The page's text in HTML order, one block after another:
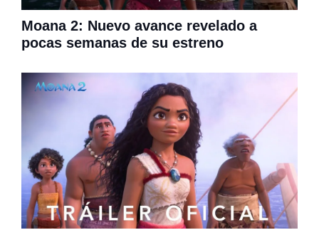
Moana 2: Nuevo avance revelado a
pocas semanas de su estreno